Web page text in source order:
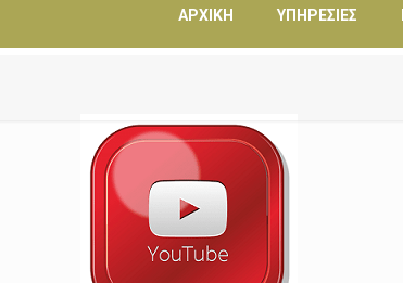
ΑΡΧΙΚΉ ΥΠΗΡΕΣΊΕΣ